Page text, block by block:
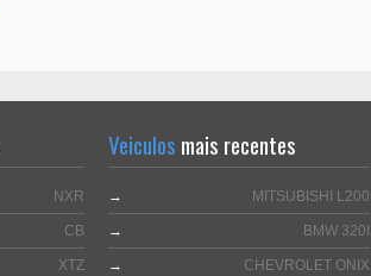
NXR
CB
XTZ
Veiculos mais recentes
→ MITSUBISHI L200
→ BMW 320I
→ CHEVROLET ONIX